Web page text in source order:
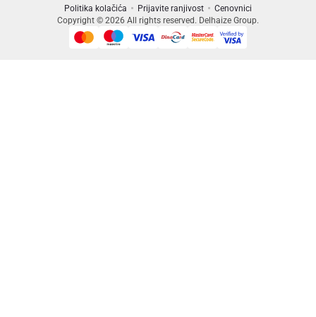
Politika kolačića
Prijavite ranjivost
Cenovnici
Copyright © 2026 All rights reserved. Delhaize Group.